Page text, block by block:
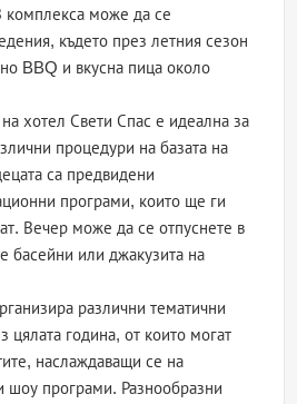
комплекса може да се
където през летния сезон
BBQ и вкусна пица около
на хотел Свети Спас е идеална за
процедури на базата на
са предвидени
програми, които ще ги
Вечер може да се отпуснете в
басейни или джакузита на
различни тематични
цялата година, от които могат
наслаждаващи се на
шоу програми. Разнообразни